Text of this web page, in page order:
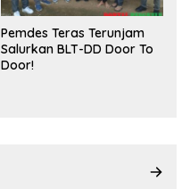
Pemdes Teras Terunjam
Salurkan BLT-DD Door To
Door!